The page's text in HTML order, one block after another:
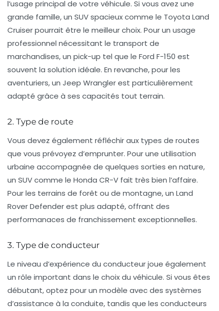
l’usage principal de votre véhicule. Si vous avez une
grande famille, un SUV spacieux comme le Toyota Land
Cruiserpourrait être le meilleur choix. Pour un usage
professionnel nécessitant le transport de
marchandises, un pick-up tel que le Ford F-150 est
souvent la solution idéale. En revanche, pour les
aventuriers, un Jeep Wranglerest particulièrement
adapté grâce à ses capacités tout terrain.
2. Type de route
Vous devez également réfléchir aux types de routes
que vous prévoyez d’emprunter. Pour une utilisation
urbaine accompagnée de quelques sorties en nature,
un SUV comme le Honda CR-V fait très bien l’affaire.
Pour les terrains de forêt ou de montagne, un Land
Rover Defenderest plus adapté, offrant des
performanaces de franchissement exceptionnelles.
3. Type de conducteur
Le niveau d’expérience du conducteur joue également
un rôle important dans le choix du véhicule. Si vous êtes
débutant, optez pour un modèle avec des systèmes
d’assistance à la conduite, tandis que les conducteurs